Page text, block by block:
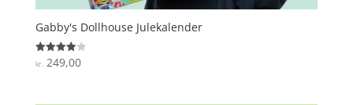
Gabby's Dollhouse Julekalender
Vurderet
4
kr.249,00